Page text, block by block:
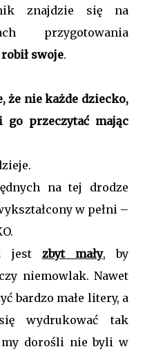
znajdzie się na
przygotowania
swoje.
że nie każde dziecko,
przeczytać mając
na tej drodze
w pełni –
jest zbyt mały, by
niemowlak. Nawet
bardzo małe litery, a
wydrukować tak
dorośli nie byli w